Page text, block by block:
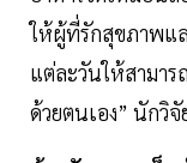
ให้ผู้ที่รักสุขภาพแ
แต่ละวันให้สามาร
ด้วยตนเอง” นักวิจั